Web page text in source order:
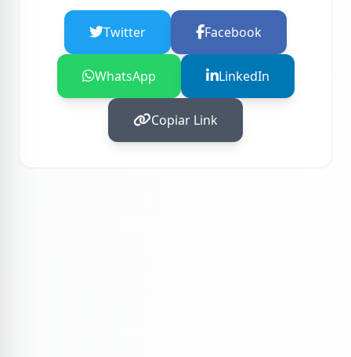
Twitter Facebook
WhatsApp LinkedIn
Copiar Link